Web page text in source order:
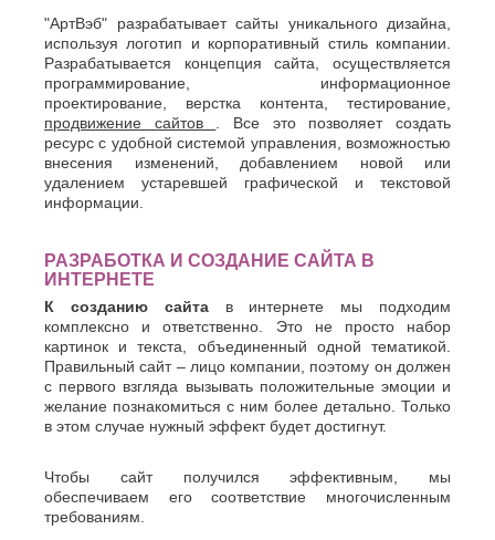
"АртВэб" разрабатывает сайты уникального дизайна,
используя логотип и корпоративный стиль компании.
Разрабатывается концепция сайта, осуществляется
программирование, информационное
проектирование, верстка контента, тестирование,
продвижение сайтов
. Все это позволяет создать
ресурс с удобной системой управления, возможностью
внесения изменений, добавлением новой или
удалением устаревшей графической и текстовой
информации.
РАЗРАБОТКА И СОЗДАНИЕ САЙТА В
ИНТЕРНЕТЕ
К созданию сайтав интернете мы подходим
комплексно и ответственно. Это не просто набор
картинок и текста, объединенный одной тематикой.
Правильный сайт – лицо компании, поэтому он должен
с первого взгляда вызывать положительные эмоции и
желание познакомиться с ним более детально. Только
в этом случае нужный эффект будет достигнут.
Чтобы сайт получился эффективным, мы
обеспечиваем его соответствие многочисленным
требованиям.